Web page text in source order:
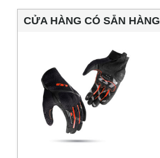
CỬA HÀNG CÓ SẴN HÀNG